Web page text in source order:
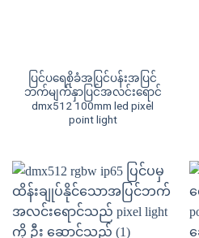
ပြင်ပရေစိုခံအပြင်ပန်းအပြင်
ဘက်မျက်နှာပြင်အလင်းရောင်
dmx512 100mm led pixel
point light